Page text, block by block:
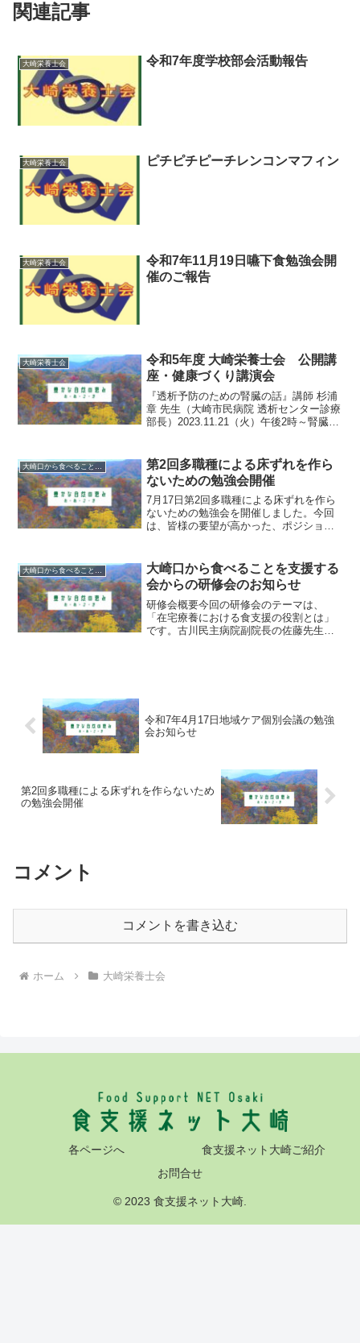
関連記事
大崎栄養士会 令和7年度学校部会活動報告
大崎栄養士会 ピチピチピーチレンコンマフィン
大崎栄養士会
令和7年11月19日嚥下食勉強会開
催のご報告
大崎栄養士会
令和5年度 大崎栄養士会 公開講
座・健康づくり講演会
『透析予防のための腎臓の話』講師 杉浦
章 先生（大崎市民病院 透析センター診療
部長）2023.11.21（火）午後2時～腎臓病
研修会でしたが、皆さまから「基本的な
内容...
第2回多職種による床ずれを作ら
ないための勉強会開催
7月17日第2回多職種による床ずれを作ら
ないための勉強会を開催しました。今回
は、皆様の要望が高かった、ポジショニ
義、福祉用具の活用についてなどの内容
でした。参加してくださ...
大崎口から食べることを支援する会
大崎口から食べることを支援する
会からの研修会のお知らせ
研修会概要今回の研修会のテーマは、
「在宅療養における食支援の役割とは」
です。古川民主病院副院長の佐藤先生に
令和7年4月17日地域ケア個別会議の勉強
会お知らせ
第2回多職種による床ずれを作らないため
の勉強会開催
コメント
コメントを書き込む
ホーム 大崎栄養士会
各ページへ
食支援ネット大崎ご紹介
お問合せ
© 2023 食支援ネット大崎.